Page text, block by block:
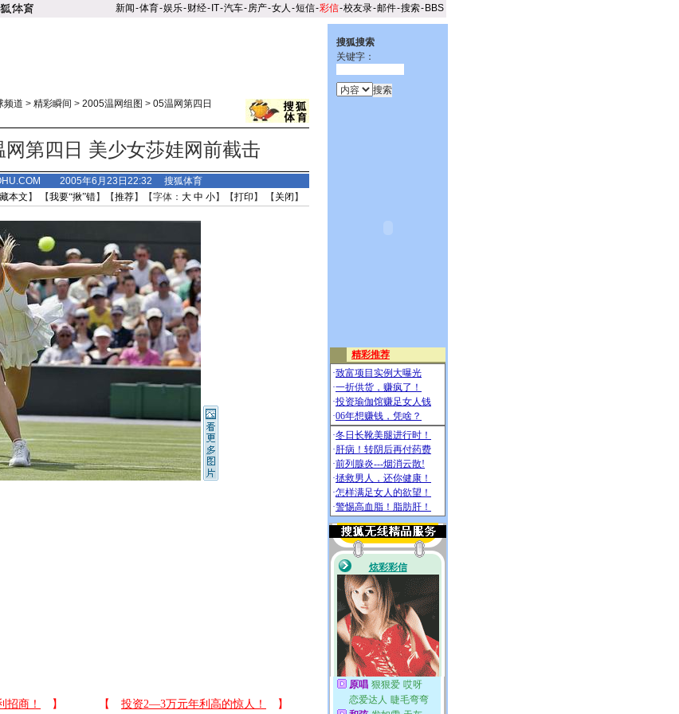
新闻-体育-娱乐-财经- IT-汽车-房产-女人 -短信-彩信-校友录-邮件-搜索- BBS
频道 > 精彩瞬间 > 2005温网组图 > 05温网第四日
网第四日 美少女莎娃网前截击
2005年6月23日22:32 搜狐体育
本文 】 【我要“揪”错】【推荐】【字体： 大 中 小】【打印 】 【 关闭 】
搜狐搜索
关键字：